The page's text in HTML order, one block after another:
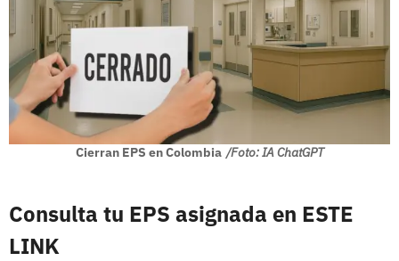
Cierran EPS en Colombia /Foto: IA ChatGPT
Consulta tu EPS asignada en ESTE
LINK